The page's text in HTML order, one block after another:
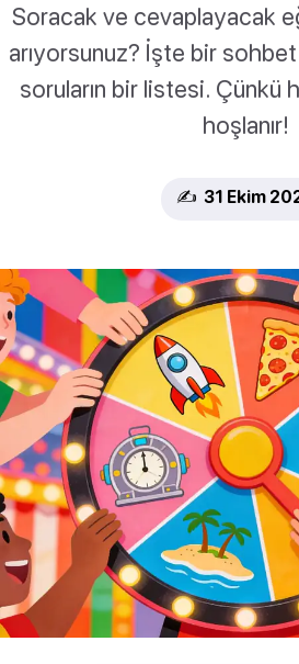
Soracak ve cevaplayacak
arıyorsunuz? İşte bir
soruların bir listesi. Çünkü
hoşlanır!
✍️ 31 Ekim